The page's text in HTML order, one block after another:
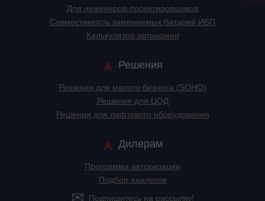
Для инженеров-проектировщиков
Cовместимость заменяемых батарей ИБП
Калькулятор автономии
Решения
Решения для малого бизнеса (SOHO)
Решения для ЦОД
Решения для лифтового оборудования
Дилерам
Программа авторизации
Подбор аналогов
Подпишитесь на рассылку!